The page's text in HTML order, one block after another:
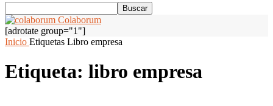
Colaborum
[adrotate group="1"]
Inicio Etiquetas Libro empresa
Etiqueta: libro empresa